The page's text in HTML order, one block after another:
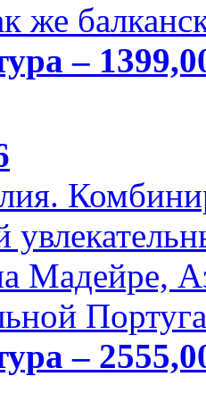
же
–
Мадейре,
–